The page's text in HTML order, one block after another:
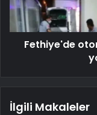
Fethiye'de
İlgili Makaleler